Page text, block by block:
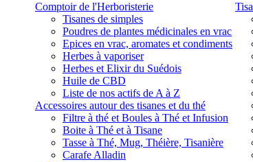
Comptoir de l'Herboristerie
Tisanes de simples
Poudres de plantes médicinales en vrac
Epices en vrac, aromates et condiments
Herbes à vaporiser
Herbes et Elixir du Suédois
Huile de CBD
Liste de nos actifs de A à Z
Accessoires autour des tisanes et du thé
Filtre à thé et Boules à Thé et Infusion
Boite à Thé et à Tisane
Tasse à Thé, Mug, Théière, Tisanière
Carafe Alladin